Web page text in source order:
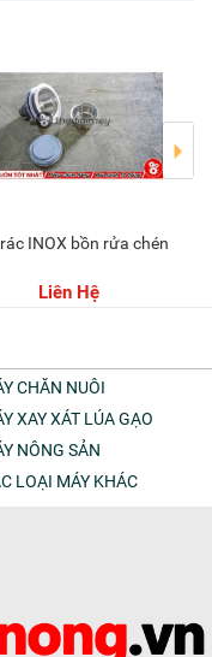
rác INOX bồn rửa chén
Liên Hệ
CHĂN NUÔI
XAY XÁT LÚA GẠO
NÔNG SẢN
LOẠI MÁY KHÁC